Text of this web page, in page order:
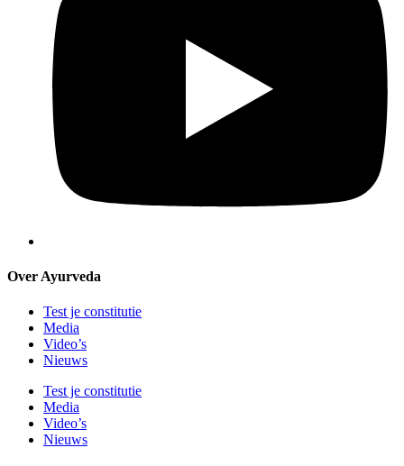
Over Ayurveda
Test je constitutie
Media
Video’s
Nieuws
Test je constitutie
Media
Video’s
Nieuws